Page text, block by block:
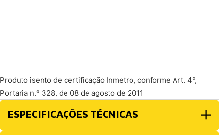
Produto isento de certificação Inmetro, conforme Art. 4°,
Portaria n.º 328, de 08 de agosto de 2011
ESPECIFICAÇÕES TÉCNICAS